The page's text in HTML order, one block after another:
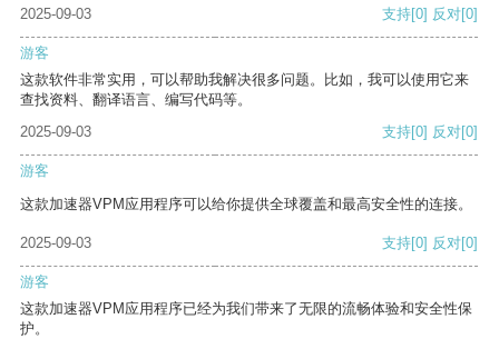
2025-09-03 支持[0] 反对[0]
游客
这款软件非常实用，可以帮助我解决很多问题。比如，我可以使用它来
查找资料、翻译语言、编写代码等。
2025-09-03
支持[0] 反对[0]
游客
这款加速器VPM应用程序可以给你提供全球覆盖和最高安全性的连接。
2025-09-03 支持[0] 反对[0]
游客
这款加速器VPM应用程序已经为我们带来了无限的流畅体验和安全性保
护。